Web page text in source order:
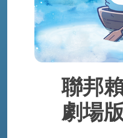
聯邦
劇場